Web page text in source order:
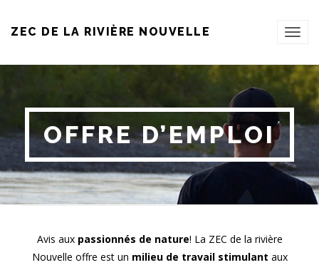
ZEC DE LA RIVIÈRE NOUVELLE
OFFRE D’EMPLOI
Avis aux passionnés de nature! La ZEC de la rivière
Nouvelle offre est un milieu de travail stimulant aux